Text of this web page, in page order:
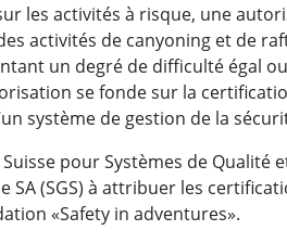
les activités à risque, une
activités de canyoning et de
un degré de difficulté égal
se fonde sur la
système de gestion de la
pour Systèmes de Qualité
SA (SGS) à attribuer les
«Safety in adventures».